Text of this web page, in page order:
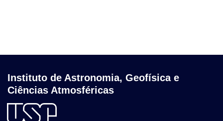
Instituto de Astronomia, Geofísica e
Ciências Atmosféricas